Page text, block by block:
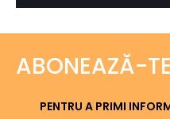
ABONEAZĂ-
PENTRU A PRIMI